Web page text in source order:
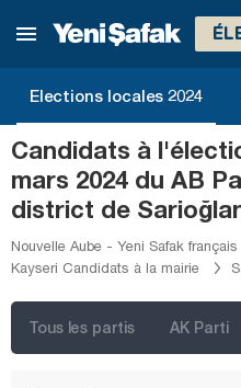
Elections locales 2024
Candidats à
mars 2024 du AB
district de
Nouvelle Aube - Yeni Safak français
Kayseri Candidats à la mairie
Tous les partis AK Parti
Hakkari
Iğdır
Isparta
Kahramanmaraş
Karabük
Karaman
Kastamonu